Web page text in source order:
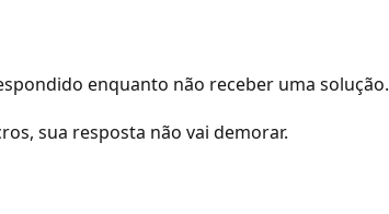
enquanto não receber uma solução.
sua resposta não vai demorar.